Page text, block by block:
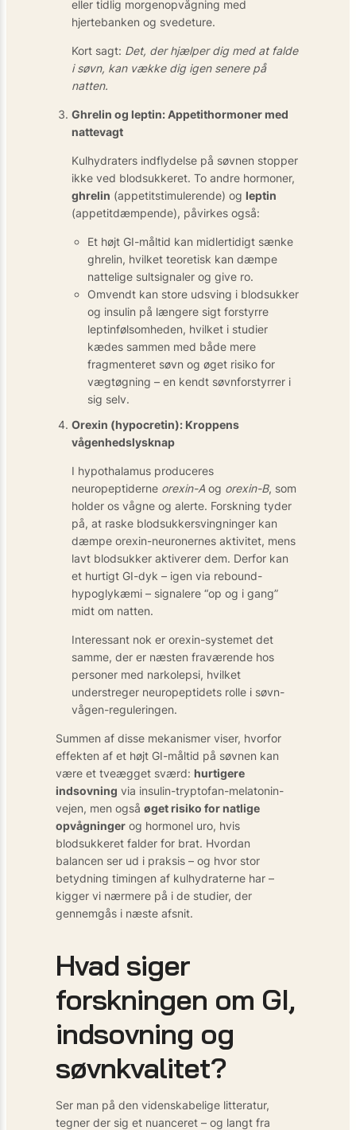
eller tidlig morgenopvågning med
hjertebanken og svedeture.
Kort sagt: Det, der hjælper dig med at falde
i søvn, kan vække dig igen senere på
natten.
Ghrelin og leptin: Appetit­hormoner med
nattevagt
Kulhydraters indflydelse på søvnen stopper
ikke ved blodsukkeret. To andre hormoner,
ghrelin (appetitstimulerende) og leptin
(appetitdæmpende), påvirkes også:
Et højt GI-måltid kan midlertidigt sænke
ghrelin, hvilket teoretisk kan dæmpe
nattelige sultsignaler og give ro.
Omvendt kan store udsving i blodsukker
og insulin på længere sigt forstyrre
leptin­følsomheden, hvilket i studier
kædes sammen med både mere
fragmenteret søvn og øget risiko for
vægtøgning – en kendt søvnforstyrrer i
sig selv.
Orexin (hypocretin): Kroppens
vågenhedslysknap
I hypothalamus produceres
neuropeptiderne orexin-A og orexin-B, som
holder os vågne og alerte. Forskning tyder
på, at raske blodsukker­svingninger kan
dæmpe orexin-neuronernes aktivitet, mens
lavt blodsukker aktiverer dem. Derfor kan
et hurtigt GI-dyk – igen via rebound-
hypoglykæmi – signalere “op og i gang”
midt om natten.
Interessant nok er orexin-systemet det
samme, der er næsten fraværende hos
personer med narkolepsi, hvilket
understreger neuro­peptidets rolle i søvn-
vågen-reguleringen.
Summen af disse mekanismer viser, hvorfor
effekten af et højt GI-måltid på søvnen kan
være et tveægget sværd: hurtigere
indsovning via insulin-tryptofan-melatonin-
vejen, men også øget risiko for natlige
opvågninger og hormonel uro, hvis
blodsukkeret falder for brat. Hvordan
balancen ser ud i praksis – og hvor stor
betydning timingen af kulhydraterne har –
kigger vi nærmere på i de studier, der
gennemgås i næste afsnit.
Hvad siger
forskningen om GI,
indsovning og
søvnkvalitet?
Ser man på den videnskabelige litteratur,
tegner der sig et nuanceret – og langt fra